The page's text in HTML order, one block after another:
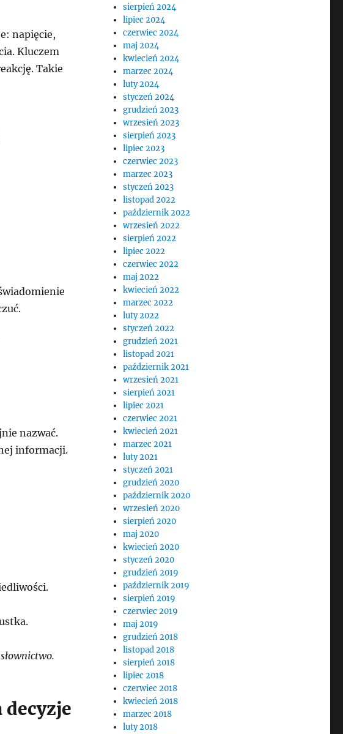
napięcie,
Kluczem
Takie
nazwać.
informacji.
decyzje
sierpień 2024
lipiec 2024
czerwiec 2024
maj 2024
kwiecień 2024
marzec 2024
luty 2024
styczeń 2024
grudzień 2023
wrzesień 2023
sierpień 2023
lipiec 2023
czerwiec 2023
marzec 2023
styczeń 2023
listopad 2022
październik 2022
wrzesień 2022
sierpień 2022
lipiec 2022
czerwiec 2022
maj 2022
kwiecień 2022
marzec 2022
luty 2022
styczeń 2022
grudzień 2021
listopad 2021
październik 2021
wrzesień 2021
sierpień 2021
lipiec 2021
czerwiec 2021
kwiecień 2021
marzec 2021
luty 2021
styczeń 2021
grudzień 2020
październik 2020
wrzesień 2020
sierpień 2020
maj 2020
kwiecień 2020
styczeń 2020
grudzień 2019
październik 2019
sierpień 2019
czerwiec 2019
maj 2019
grudzień 2018
listopad 2018
sierpień 2018
lipiec 2018
czerwiec 2018
kwiecień 2018
marzec 2018
luty 2018